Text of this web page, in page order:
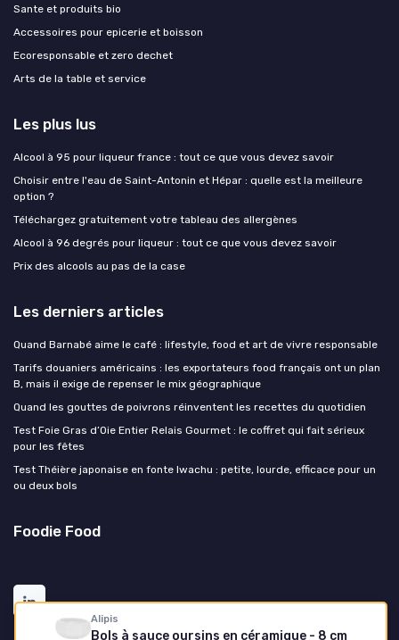
Alipis
Bols à sauce oursins en céramique - 8 cm
Sante et produits bio
Accessoires pour epicerie et boisson
Ecoresponsable et zero dechet
Arts de la table et service
Les plus lus
Alcool à 95 pour liqueur france : tout ce que vous devez savoir
Choisir entre l'eau de Saint-Antonin et Hépar : quelle est la meilleure
option ?
Téléchargez gratuitement votre tableau des allergènes
Alcool à 96 degrés pour liqueur : tout ce que vous devez savoir
Prix des alcools au pas de la case
Les derniers articles
Quand Barnabé aime le café : lifestyle, food et art de vivre responsable
Tarifs douaniers américains : les exportateurs food français ont un plan
B, mais il exige de repenser le mix géographique
Quand les gouttes de poivrons réinventent les recettes du quotidien
Test Foie Gras d’Oie Entier Relais Gourmet : le coffret qui fait sérieux
pour les fêtes
Test Théière japonaise en fonte Iwachu : petite, lourde, efficace pour un
ou deux bols
Foodie Food